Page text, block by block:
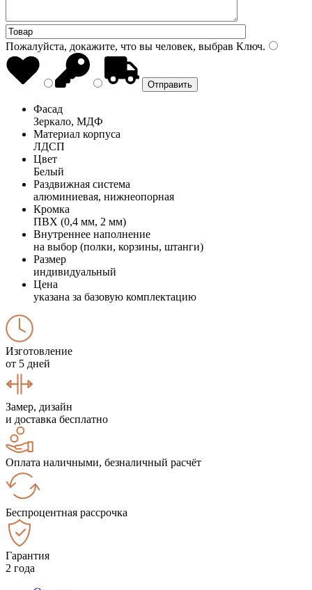
Пожалуйста, докажите, что вы человек, выбрав Ключ.
Фасад
Зеркало, МДФ
Материал корпуса
ЛДСП
Цвет
Белый
Раздвижная система
алюминиевая, нижнеопорная
Кромка
ПВХ (0,4 мм, 2 мм)
Внутреннее наполнение
на выбор (полки, корзины, штанги)
Размер
индивидуальный
Цена
указана за базовую комплектацию
Изготовление
от 5 дней
Замер, дизайн
и доставка бесплатно
Оплата наличными, безналичный расчёт
Беспроцентная рассрочка
Гарантия
2 года